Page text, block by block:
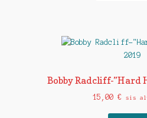
Bobby Radcliff-”Hard
15,00 € sis